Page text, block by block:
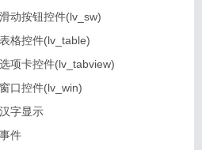
动按钮控件(lv_sw)
格控件(lv_table)
项卡控件(lv_tabview)
口控件(lv_win)
字显示
件